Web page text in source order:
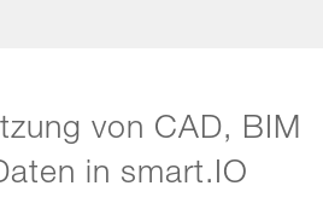
von CAD, BIM
in smart.IO